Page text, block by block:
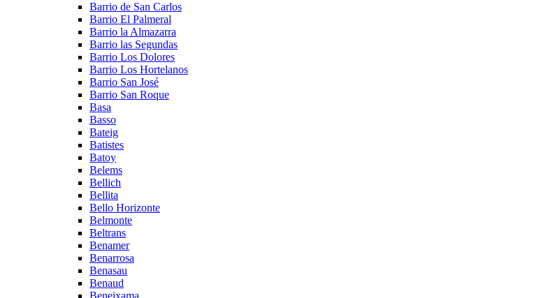
Barrio de San Carlos
Barrio El Palmeral
Barrio la Almazarra
Barrio las Segundas
Barrio Los Dolores
Barrio Los Hortelanos
Barrio San José
Barrio San Roque
Basa
Basso
Bateig
Batistes
Batoy
Belems
Bellich
Bellita
Bello Horizonte
Belmonte
Beltrans
Benamer
Benarrosa
Benasau
Benaud
Beneixama